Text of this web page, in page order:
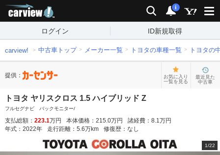
検索 通知
i
ログイン ID新規取得
carview! 中古車トップ メーカー一覧 トヨタの車種一覧 トヨタの
提供：
お気に入り
一覧を見る
最近見た
中古車
トヨタ ヤリスクロス 1.5 ハイブリッド Z
フルセグナビ バックモニター/
支払総額： 223.1万円 本体価格： 215.0万円 諸経費： 8.1万円
年式： 2022年 走行距離： 5.6万km 修復歴： なし
1/22